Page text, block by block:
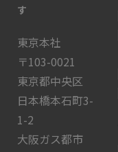
す
東京本社
〒103-0021
東京都中央区
日本橋本石町3-
1-2
大阪ガス都市